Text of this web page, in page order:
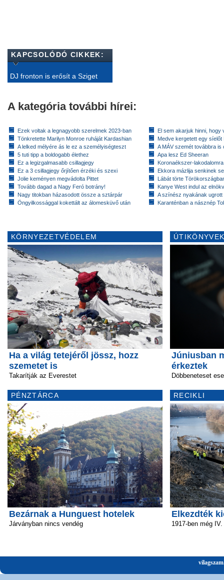
KAPCSOLÓDÓ CIKKEK:
DJ fronton is erősít a Sziget
A kategória további hírei:
Ezek voltak a legnagyobb szerelmek 2023-ban
Tönkretette Marilyn Monroe ruháját Kardashian
A lelked mélyére ás le ez a személyiségteszt
5 tuti tipp a boldogabb élethez
Ez a legizgalmasabb csillagjegy
Ez a 3 csillagjegy őrjítően érzéki és szexi
Jolie keményen megvádolta Pittet
Tovább dagad a Nagy Feró botrány!
Nagy titokban házasodott össze a sztárpár
Öngyilkossággal kokettált az álomesküvő után
El sem akarjuk hinni, hogy
Medve kergetett egy síelőt
A MÁV szemét továbbra is
Apa lesz Ed Sheeran
Koronaékszer-
Ekkora mázlija senkinek
Lábát törte
Kanye West indul az
A színész nyakának
Karanténban a násznép
KÖRNYEZETVÉDELEM
Ha a világ tetejéről jössz, hozz
szemetet is
Takarítják az Everestet
PÉNZTÁRCA
Bezárnak a Hunguest hotelek
Járványban nincs vendég
Júniusban
érkeztek
Döbbeneteset
RECIKLI
Elkezdték
1917-ben még